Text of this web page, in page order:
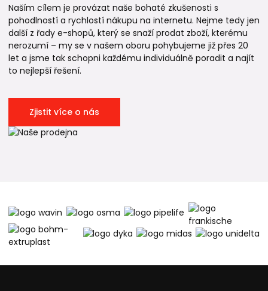
Naším cílem je provázat naše bohaté zkušenosti s
pohodlností a rychlostí nákupu na internetu. Nejme tedy jen
další z řady e-shopů, který se snaží prodat zboží, kterému
nerozumí – my se v našem oboru pohybujeme již přes 20
let a jsme tak schopni každému individuálně poradit a najít
to nejlepší řešení.
Zjistit více o nás